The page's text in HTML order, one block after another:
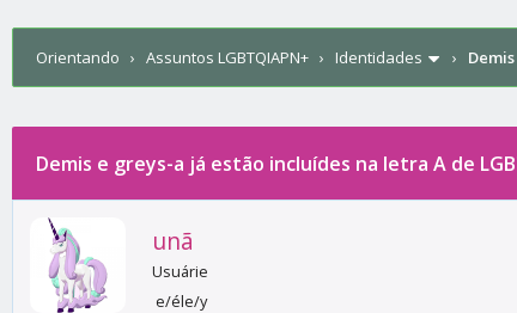
Orientando › Assuntos LGBTQIAPN+ › Identidades ›
0 votos - 0 média
1
2
3
4
5
Demis e greys-a já estão incluídes na letra A de
unã
Usuárie
e/éle/y